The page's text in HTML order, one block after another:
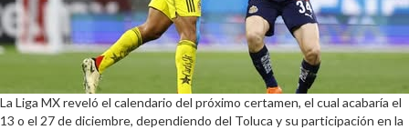
La Liga MX reveló el calendario del próximo certamen, el cual acabaría el
13 o el 27 de diciembre, dependiendo del Toluca y su participación en la